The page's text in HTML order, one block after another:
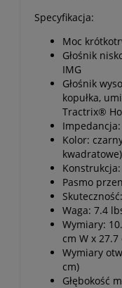
Specyfikacja:
Moc
Głośnik
IMG
Głośnik
kopułka,
Tractrix®
Kolor:
Pasmo
Waga: 7.4
Wymiary:
cm W x
Wymiary
cm)
Głębokość